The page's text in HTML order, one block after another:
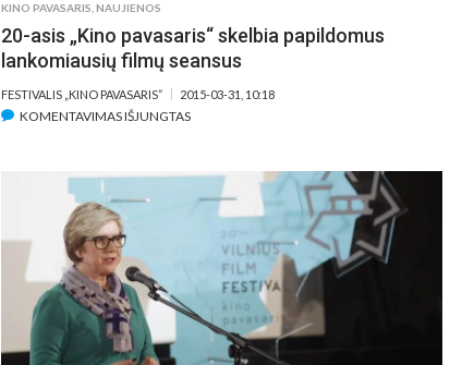
KINO PAVASARIS ,NAUJIENOS
20-asis „Kino pavasaris“ skelbia papildomus
lankomiausių filmų seansus
FESTIVALIS „KINO PAVASARIS“ 2015-03-31, 10:18
KOMENTAVIMAS IŠJUNGTASĮRAŠE
„KINO
PAVASARIS“
PAPILDOMUS
LANKOMIAUSIŲ
FILMŲ
SEANSUS